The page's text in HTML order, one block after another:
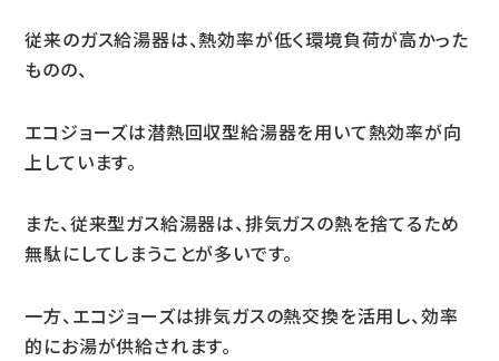
従来のガス給湯器は、熱効率が低く環境負荷が高かった
ものの、
エコジョーズは潜熱回収型給湯器を用いて熱効率が向
上しています。
また、従来型ガス給湯器は、排気ガスの熱を捨てるため
無駄にしてしまうことが多いです。
一方、エコジョーズは排気ガスの熱交換を活用し、効率
的にお湯が供給されます。